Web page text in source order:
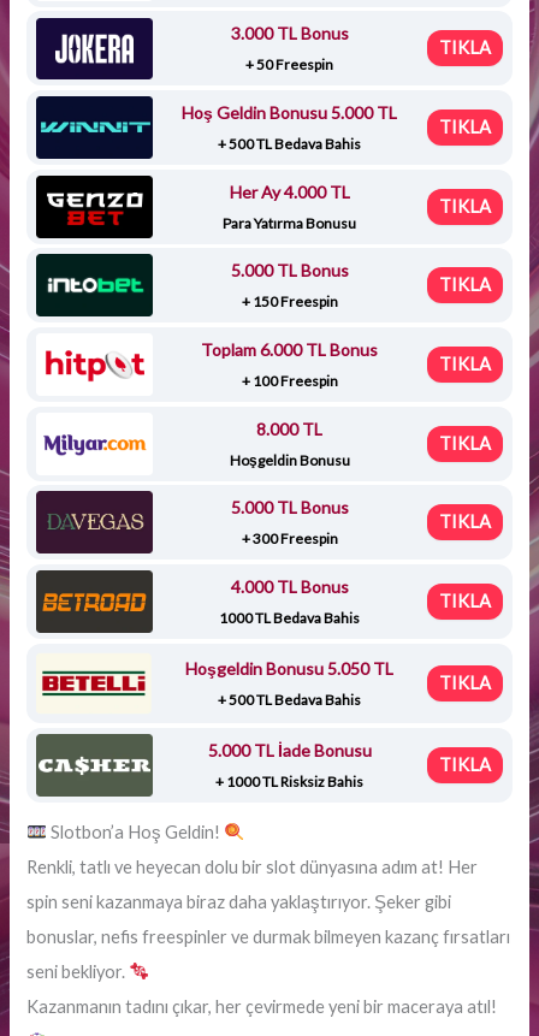
3.000 TL Bonus
+ 50 Freespin
TIKLA
Hoş Geldin Bonusu 5.000 TL
+ 500 TL Bedava Bahis
TIKLA
Her Ay 4.000 TL
Para Yatırma Bonusu
TIKLA
5.000 TL Bonus
+ 150 Freespin
TIKLA
Toplam 6.000 TL Bonus
+ 100 Freespin
TIKLA
8.000 TL
Hoşgeldin Bonusu
TIKLA
5.000 TL Bonus
+ 300 Freespin
TIKLA
4.000 TL Bonus
1000 TL Bedava Bahis
TIKLA
Hoşgeldin Bonusu 5.050 TL
+ 500 TL Bedava Bahis
TIKLA
5.000 TL İade Bonusu
+ 1000 TL Risksiz Bahis
TIKLA
Slotbon’a Hoş Geldin!
Renkli, tatlı ve heyecan dolu bir slot dünyasına adım at! Her
spin seni kazanmaya biraz daha yaklaştırıyor. Şeker gibi
bonuslar, nefis freespinler ve durmak bilmeyen kazanç fırsatları
seni bekliyor.
Kazanmanın tadını çıkar, her çevirmede yeni bir maceraya atıl!